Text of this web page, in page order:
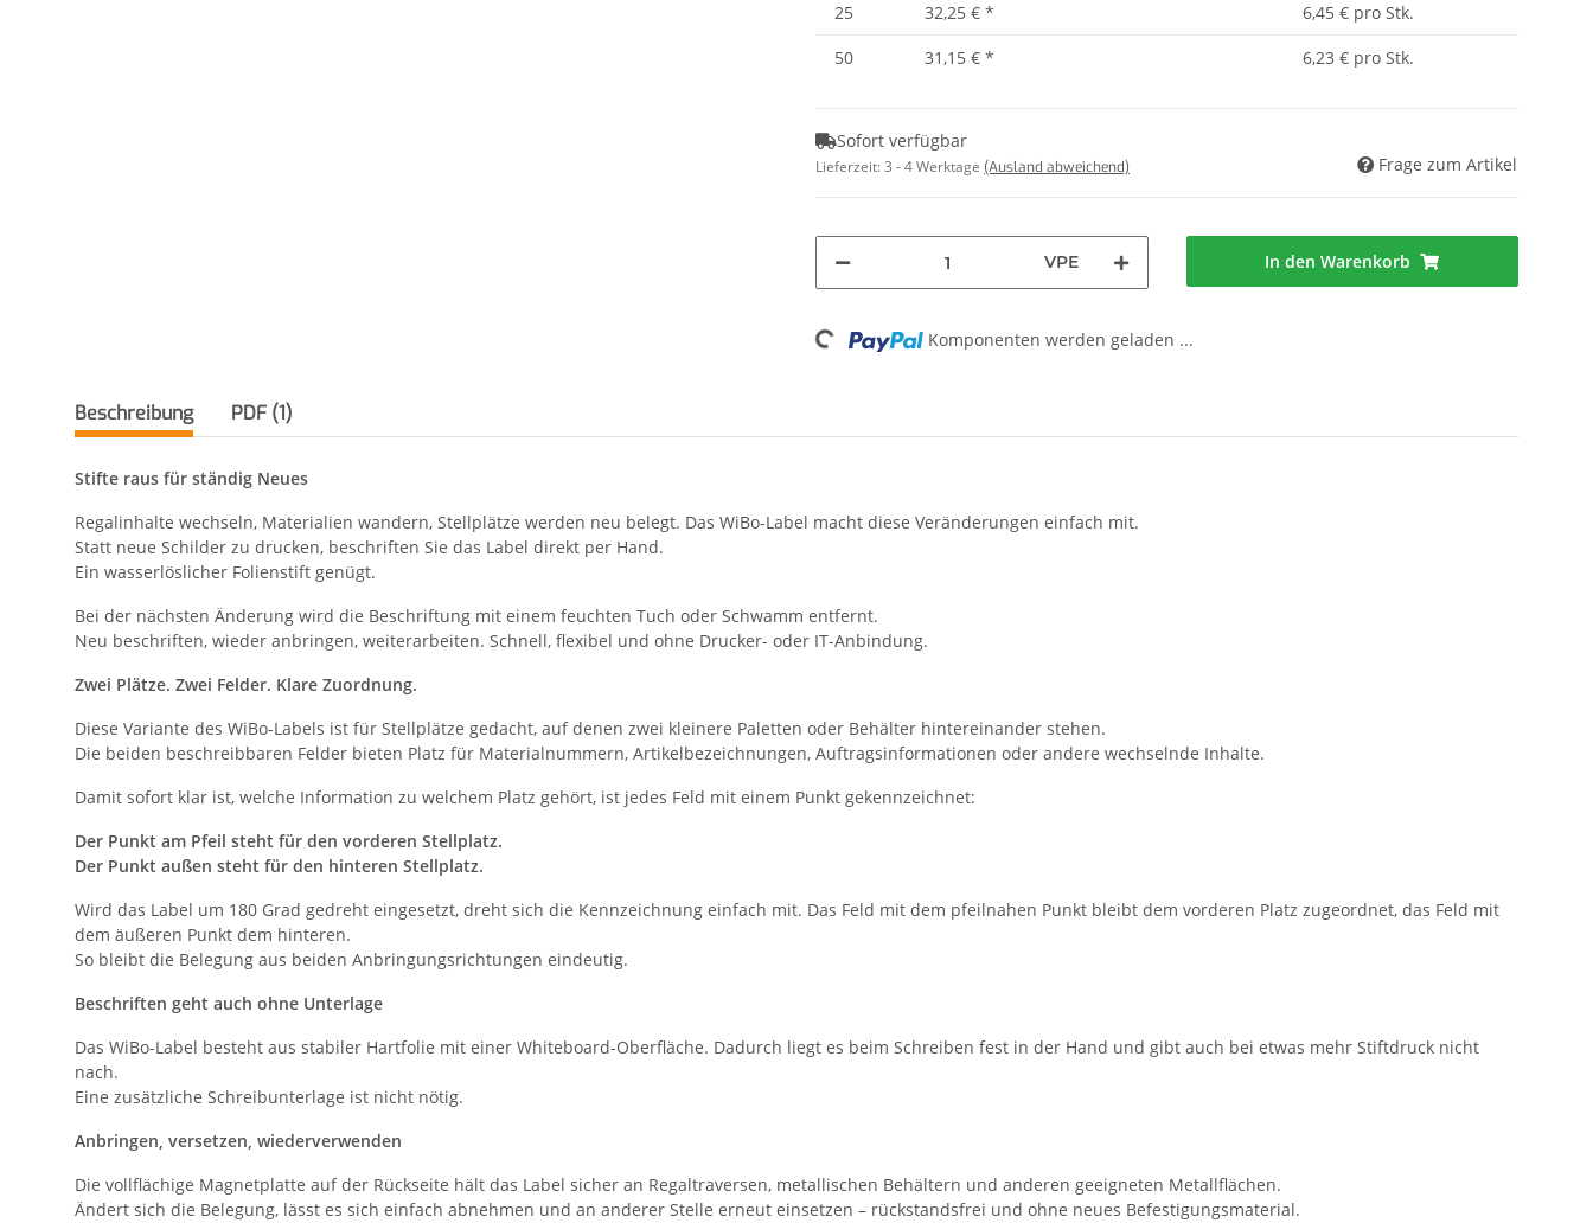
25
32,25 € *
6,45 € pro Stk.
50
31,15 € * 6,23 € pro Stk.
Sofort verfügbar
Lieferzeit:3 - 4 Werktage (Ausland abweichend) Frage zum Artikel
VPE In den Warenkorb
Loading... Komponenten werden geladen ...
Beschreibung PDF (1)
Stifte raus für ständig Neues
Regalinhalte wechseln, Materialien wandern, Stellplätze werden neu belegt. Das WiBo-Label macht diese Veränderungen einfach mit.
Statt neue Schilder zu drucken, beschriften Sie das Label direkt per Hand.
Ein wasserlöslicher Folienstift genügt.
Bei der nächsten Änderung wird die Beschriftung mit einem feuchten Tuch oder Schwamm entfernt.
Neu beschriften, wieder anbringen, weiterarbeiten. Schnell, flexibel und ohne Drucker- oder IT-Anbindung.
Zwei Plätze. Zwei Felder. Klare Zuordnung.
Diese Variante des WiBo-Labels ist für Stellplätze gedacht, auf denen zwei kleinere Paletten oder Behälter hintereinander stehen.
Die beiden beschreibbaren Felder bieten Platz für Materialnummern, Artikelbezeichnungen, Auftragsinformationen oder andere wechselnde Inhalte.
Damit sofort klar ist, welche Information zu welchem Platz gehört, ist jedes Feld mit einem Punkt gekennzeichnet:
Der Punkt am Pfeil steht für den vorderen Stellplatz.
Der Punkt außen steht für den hinteren Stellplatz.
Wird das Label um 180 Grad gedreht eingesetzt, dreht sich die Kennzeichnung einfach mit. Das Feld mit dem pfeilnahen Punkt bleibt dem vorderen Platz zugeordnet, das Feld mit
dem äußeren Punkt dem hinteren.
So bleibt die Belegung aus beiden Anbringungsrichtungen eindeutig.
Beschriften geht auch ohne Unterlage
Das WiBo-Label besteht aus stabiler Hartfolie mit einer Whiteboard-Oberfläche. Dadurch liegt es beim Schreiben fest in der Hand und gibt auch bei etwas mehr Stiftdruck nicht
nach.
Eine zusätzliche Schreibunterlage ist nicht nötig.
Anbringen, versetzen, wiederverwenden
Die vollflächige Magnetplatte auf der Rückseite hält das Label sicher an Regaltraversen, metallischen Behältern und anderen geeigneten Metallflächen.
Ändert sich die Belegung, lässt es sich einfach abnehmen und an anderer Stelle erneut einsetzen – rückstandsfrei und ohne neues Befestigungsmaterial.